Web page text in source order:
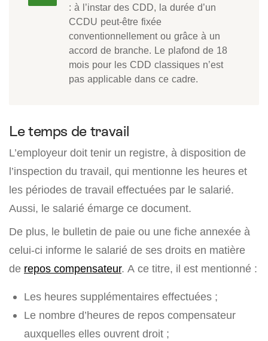
: à l’instar des CDD, la durée d’un
CCDU peut-être fixée
conventionnellement ou grâce à un
accord de branche. Le plafond de 18
mois pour les CDD classiques n’est
pas applicable dans ce cadre.
Le temps de travail
L’employeur doit tenir un registre, à disposition de
l’inspection du travail, qui mentionne les heures et
les périodes de travail effectuées par le salarié.
Aussi, le salarié émarge ce document.
De plus, le bulletin de paie ou une fiche annexée à
celui-ci informe le salarié de ses droits en matière
de repos compensateur. A ce titre, il est mentionné :
Les heures supplémentaires effectuées ;
Le nombre d’heures de repos compensateur
auxquelles elles ouvrent droit ;